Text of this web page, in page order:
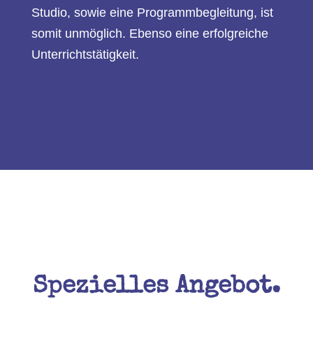
Studio, sowie eine Programmbegleitung, ist
somit unmöglich. Ebenso eine erfolgreiche
Unterrichtstätigkeit.
Spezielles Angebot.